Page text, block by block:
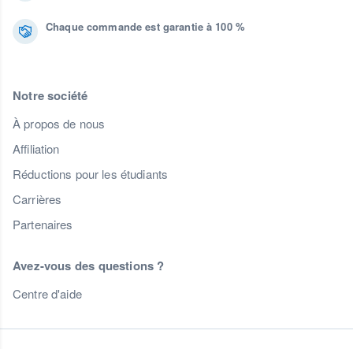
Chaque commande est garantie à 100 %
Notre société
À propos de nous
Affiliation
Réductions pour les étudiants
Carrières
Partenaires
Avez-vous des questions ?
Centre d'aide